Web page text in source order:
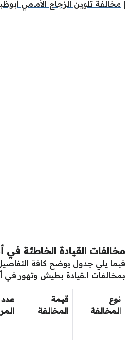
| مخالفة تلوين الزجاج الأمامي
مخالفات القيادة الخاطئة في
فيما يلي جدول يوضح كافة
بمخالفات القيادة بطيش وتهور في
نوع
المخالفة
قيمة
المخالفة
عدد